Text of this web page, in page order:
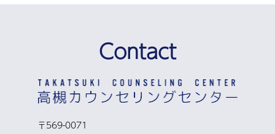
Contact
〒569-0071